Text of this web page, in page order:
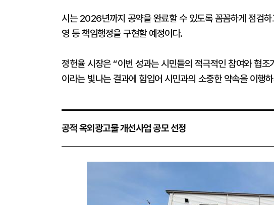
시는 2026년까지 공약을 완료할 수 있도록 꼼꼼하게 점검
영 등 책임행정을 구현할 예정이다.
정헌율 시장은 “이번 성과는 시민들의 적극적인 참여와 협
이라는 빛나는 결과에 힘입어 시민과의 소중한 약속을 이행
공적 옥외광고물 개선사업 공모 선정